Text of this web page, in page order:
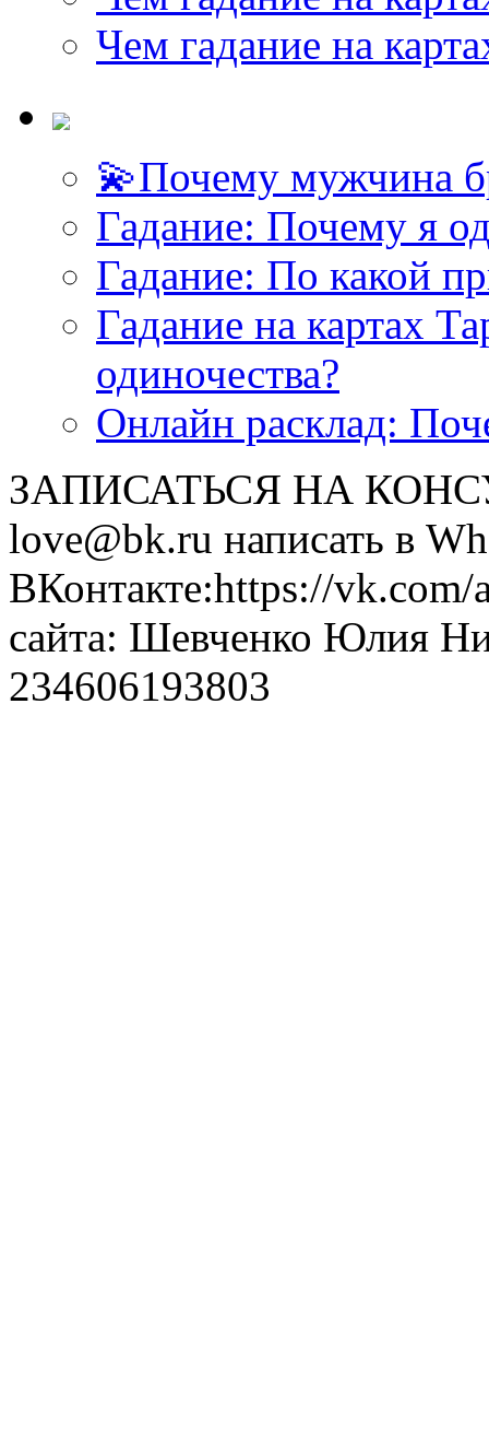
Чем гадание на
💫Почему мужчина
Гадание: Почему я
Гадание: По какой
Гадание на картах
одиночества?
Онлайн расклад:
ЗАПИСАТЬСЯ НА
love@bk.ru написать в
ВКонтакте:https://
сайта: Шевченко Юлия
234606193803